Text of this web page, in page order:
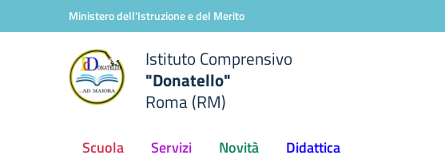
Vai ai contenuti
Vai al menu di navigazioneMinistero dell'Istruzione e del Merito
Istituto Comprensivo
"Donatello"
Roma (RM)
Scuola Servizi Novità Didattica